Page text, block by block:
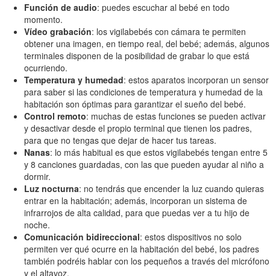
Función de audio: puedes escuchar al bebé en todo
momento.
Vídeo grabación: los vigilabebés con cámara te permiten
obtener una imagen, en tiempo real, del bebé; además, algunos
terminales disponen de la posibilidad de grabar lo que está
ocurriendo.
Temperatura y humedad: estos aparatos incorporan un sensor
para saber si las condiciones de temperatura y humedad de la
habitación son óptimas para garantizar el sueño del bebé.
Control remoto: muchas de estas funciones se pueden activar
y desactivar desde el propio terminal que tienen los padres,
para que no tengas que dejar de hacer tus tareas.
Nanas: lo más habitual es que estos vigilabebés tengan entre 5
y 8 canciones guardadas, con las que pueden ayudar al niño a
dormir.
Luz nocturna: no tendrás que encender la luz cuando quieras
entrar en la habitación; además, incorporan un sistema de
infrarrojos de alta calidad, para que puedas ver a tu hijo de
noche.
Comunicación bidireccional: estos dispositivos no solo
permiten ver qué ocurre en la habitación del bebé, los padres
también podréis hablar con los pequeños a través del micrófono
y el altavoz.